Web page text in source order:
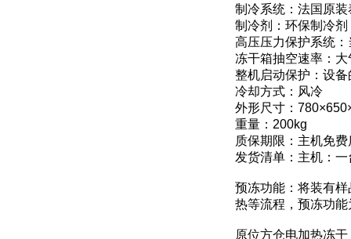
制冷系统：法国原
制冷剂：环保制冷剂
高压压力保护系统
冻干箱抽空速率：
整机启动保护：设
冷却方式：风冷
外形尺寸：
重量：200kg
质保期限：主机免
发货清单：主机：
预冻功能：将装有
热等流程，预冻功
原位方仓电加热冻